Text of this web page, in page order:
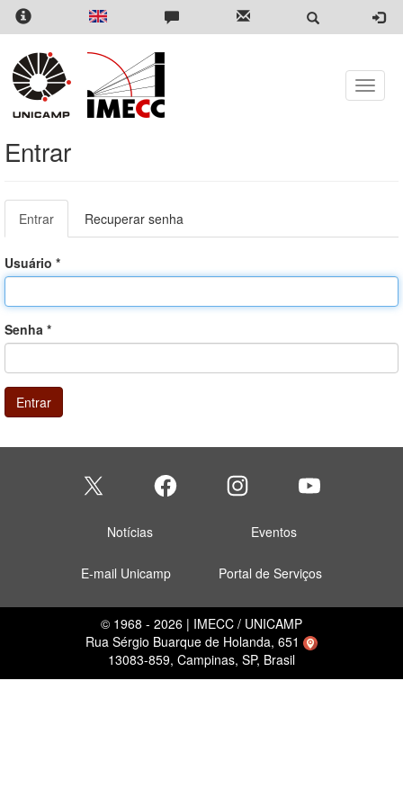
Pular
para
conteúdo
principal
Toggle
Entrar
Abas
primárias
Entrar
ativa)
Recuperar senha
Usuário *
Senha *
Entrar
Notícias Eventos
E-mail Unicamp Portal de Serviços
© 1968 - 2026 | IMECC / UNICAMP
Rua Sérgio Buarque de Holanda, 651
13083-859, Campinas, SP, Brasil